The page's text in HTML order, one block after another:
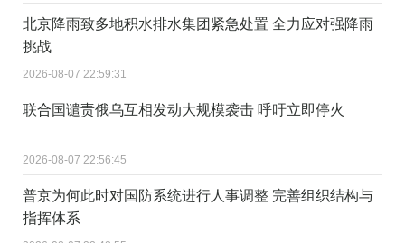
北京降雨致多地积水排水集团紧急处置 全力应对强降雨
挑战
2026-08-07 22:59:31
联合国谴责俄乌互相发动大规模袭击 呼吁立即停火
2026-08-07 22:56:45
普京为何此时对国防系统进行人事调整 完善组织结构与
指挥体系